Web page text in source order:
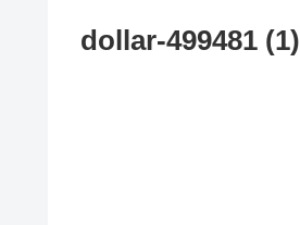
dollar-499481 (1)